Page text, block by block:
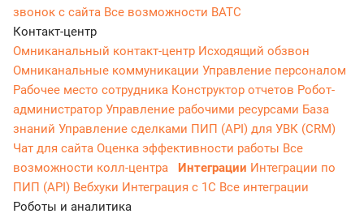
звонок с сайта Все возможности ВАТС
Контакт-центр
Омниканальный контакт-центр Исходящий обзвон
Омниканальные коммуникации Управление персоналом
Рабочее место сотрудника Конструктор отчетов Робот-
администратор Управление рабочими ресурсами База
знаний Управление сделками ПИП (API) для УВК (CRM)
Чат для сайта Оценка эффективности работы Все
возможности колл-центра
Интеграции Интеграции по
ПИП (API) Вебхуки Интеграция с 1С Все интеграции
Роботы и аналитика